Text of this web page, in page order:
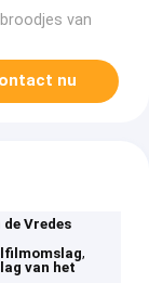
van
nu
Vredes
,
van het